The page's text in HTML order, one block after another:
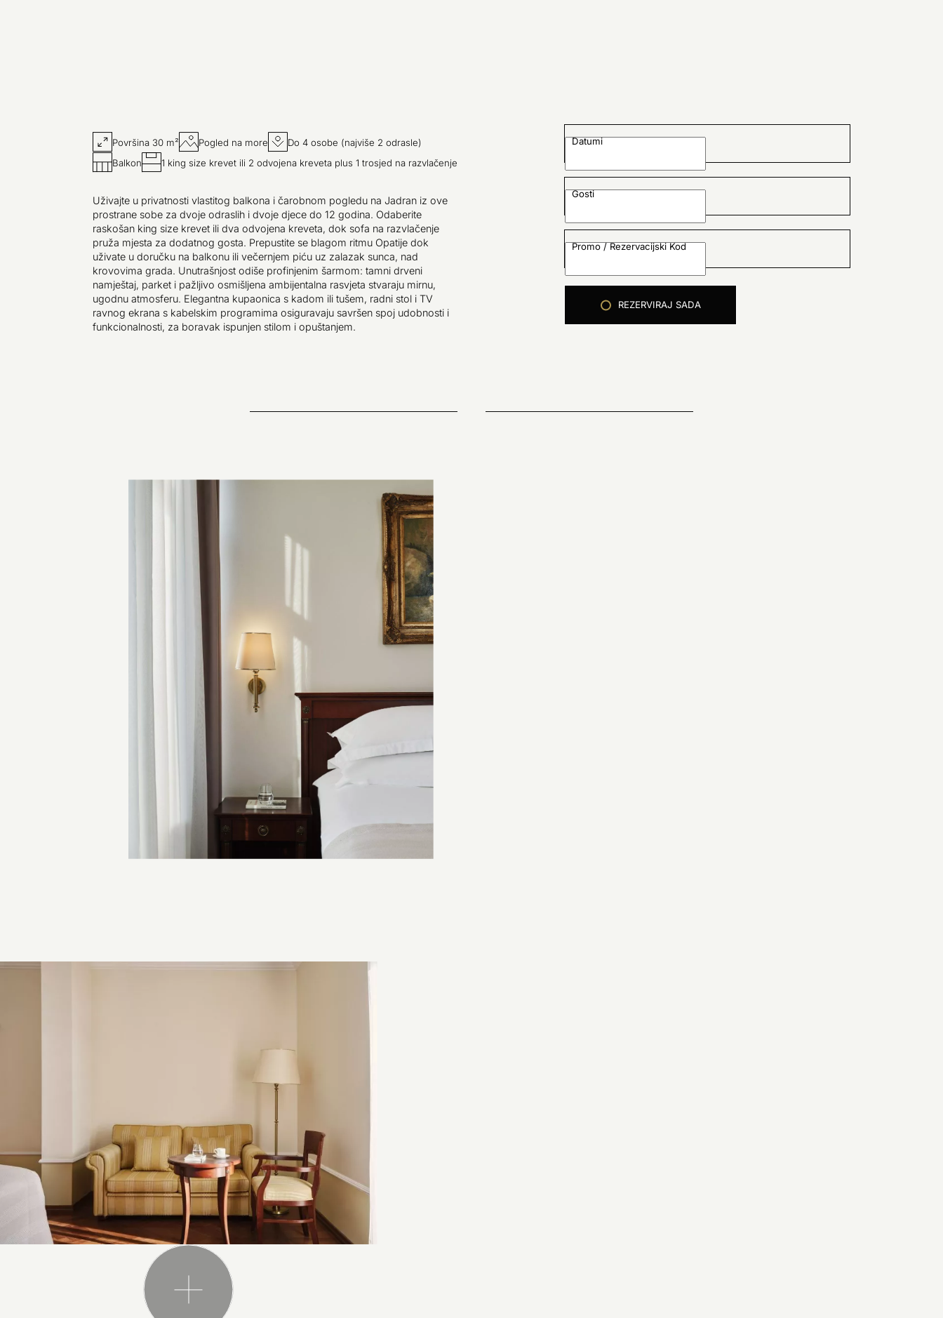
Površina 30 m² Pogled na more
Do 4 osobe (najviše 2 odrasle)
Balkon
1 king size krevet ili 2 odvojena kreveta plus 1 trosjed na razvlačenje
Uživajte u privatnosti vlastitog balkona i čarobnom pogledu na Jadran iz ove
prostrane sobe za dvoje odraslih i dvoje djece do 12 godina. Odaberite
raskošan king size krevet ili dva odvojena kreveta, dok sofa na razvlačenje
pruža mjesta za dodatnog gosta. Prepustite se blagom ritmu Opatije dok
uživate u doručku na balkonu ili večernjem piću uz zalazak sunca, nad
krovovima grada. Unutrašnjost odiše profinjenim šarmom: tamni drveni
namještaj, parket i pažljivo osmišljena ambijentalna rasvjeta stvaraju mirnu,
ugodnu atmosferu. Elegantna kupaonica s kadom ili tušem, radni stol i TV
ravnog ekrana s kabelskim programima osiguravaju savršen spoj udobnosti i
funkcionalnosti, za boravak ispunjen stilom i opuštanjem.
Datumi
Gosti
Promo / Rezervacijski Kod
REZERVIRAJ SADA